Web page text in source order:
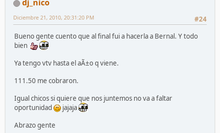
dj_nico
#24
Diciembre 21, 2010, 20:31:20 PM
Bueno gente cuento que al final fui a hacerla a Bernal. Y todo
bien
Ya tengo vtv hasta el aÃ±o q viene.
111.50 me cobraron.
Igual chicos si quiere que nos juntemos no va a faltar
oportunidad
jajaja
Abrazo gente